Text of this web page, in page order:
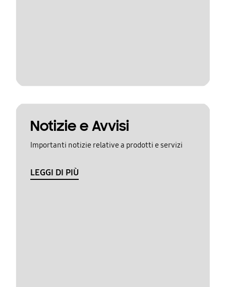
Notizie e Avvisi
Importanti notizie relative a prodotti e servizi
LEGGI DI PIÙ